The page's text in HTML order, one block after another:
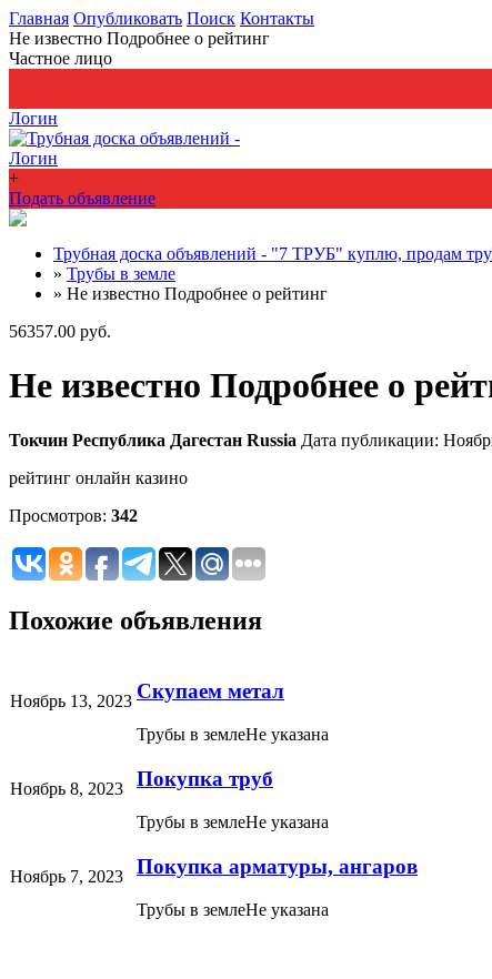
Главная Опубликовать Поиск Контакты
Не известно Подробнее о рейтинг
Частное лицо
Логин
Логин
+
Подать объявление
Трубная доска объявлений - "7 ТРУБ" куплю, продам
» Трубы в земле
» Не известно Подробнее о рейтинг
56357.00 руб.
Не известно Подробнее о
Токчин Республика Дагестан Russia Дата публикации:
рейтинг онлайн казино
Просмотров: 342
Похожие объявления
Ноябрь 13, 2023 Скупаем метал
Трубы в землеНе указана
Ноябрь 8, 2023 Покупка труб
Трубы в землеНе указана
Ноябрь 7, 2023 Покупка арматуры, ангаров
Трубы в землеНе указана